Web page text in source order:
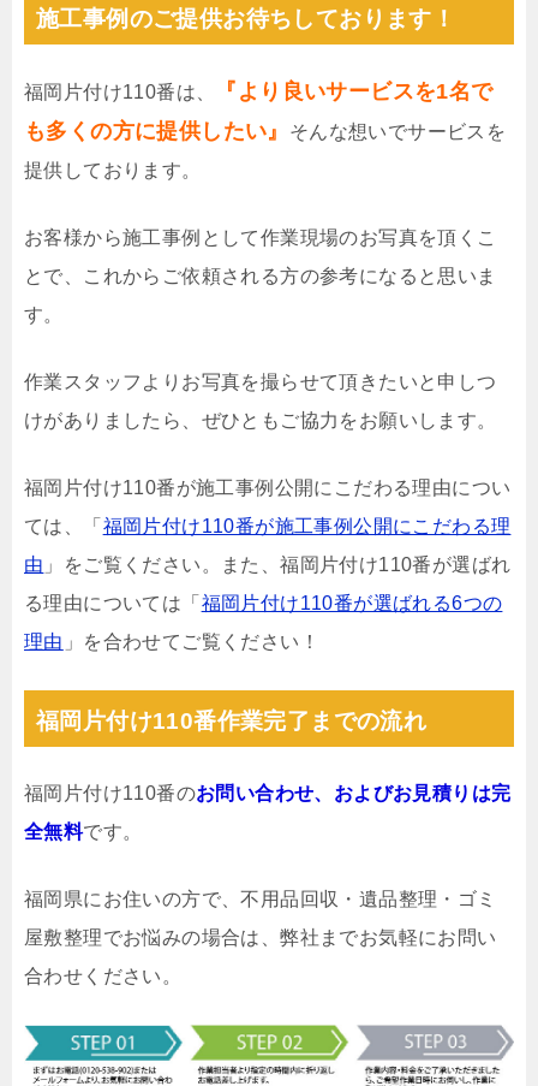
施工事例のご提供お待ちしております！
福岡片付け110番は、
『より良いサービスを1名で
も多くの方に提供したい』
そんな想いでサービスを
提供しております。
お客様から施工事例として作業現場のお写真を頂くこ
とで、これからご依頼される方の参考になると思いま
す。
作業スタッフよりお写真を撮らせて頂きたいと申しつ
けがありましたら、ぜひともご協力をお願いします。
福岡片付け110番が施工事例公開にこだわる理由につい
ては、「 福岡片付け110番が施工事例公開にこだわる理
由 」をご覧ください。また、福岡片付け110番が選ばれ
る理由については「 福岡片付け110番が選ばれる6つの
理由 」を合わせてご覧ください！
福岡片付け110番作業完了までの流れ
福岡片付け110番のお問い合わせ、およびお見積りは完
全無料です。
福岡県にお住いの方で、不用品回収・遺品整理・ゴミ
屋敷整理でお悩みの場合は、弊社までお気軽にお問い
合わせください。